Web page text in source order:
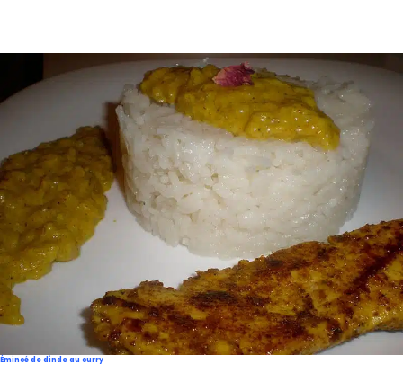
Émincé de dinde au curry